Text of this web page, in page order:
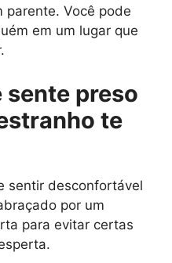
parente. Você pode
em um lugar que
sente preso
te
sentir desconfortável
por um
para evitar certas